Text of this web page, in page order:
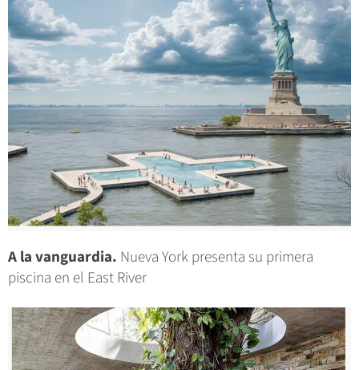
A la vanguardia. Nueva York presenta su primera
piscina en el East River